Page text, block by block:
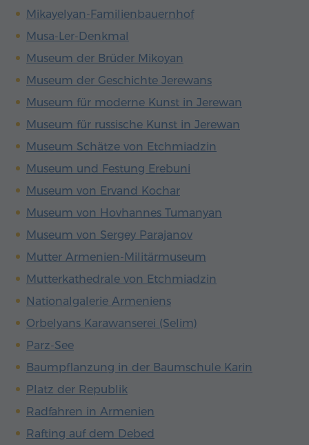
Mikayelyan-Familienbauernhof
Musa-Ler-Denkmal
Museum der Brüder Mikoyan
Museum der Geschichte Jerewans
Museum für moderne Kunst in Jerewan
Museum für russische Kunst in Jerewan
Museum Schätze von Etchmiadzin
Museum und Festung Erebuni
Museum von Ervand Kochar
Museum von Hovhannes Tumanyan
Museum von Sergey Parajanov
Mutter Armenien-Militärmuseum
Mutterkathedrale von Etchmiadzin
Nationalgalerie Armeniens
Orbelyans Karawanserei (Selim)
Parz-See
Baumpflanzung in der Baumschule Karin
Platz der Republik
Radfahren in Armenien
Rafting auf dem Debed